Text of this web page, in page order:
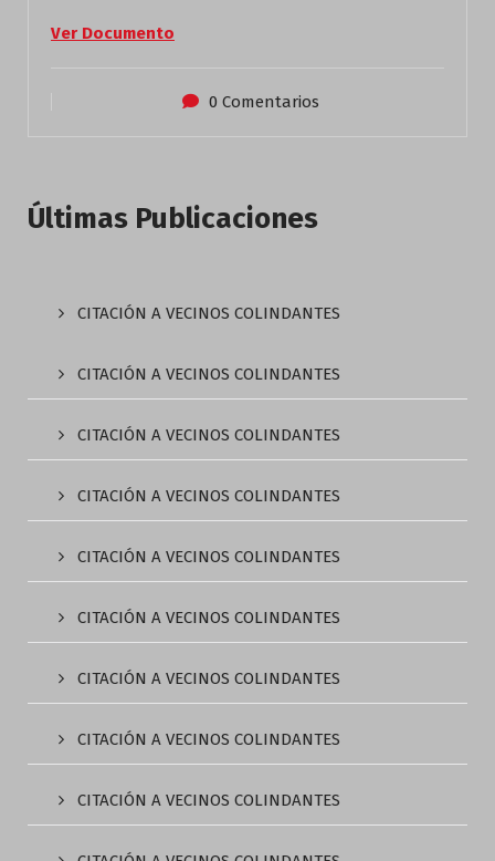
Ver Documento
0 Comentarios
Últimas Publicaciones
CITACIÓN A VECINOS COLINDANTES
CITACIÓN A VECINOS COLINDANTES
CITACIÓN A VECINOS COLINDANTES
CITACIÓN A VECINOS COLINDANTES
CITACIÓN A VECINOS COLINDANTES
CITACIÓN A VECINOS COLINDANTES
CITACIÓN A VECINOS COLINDANTES
CITACIÓN A VECINOS COLINDANTES
CITACIÓN A VECINOS COLINDANTES